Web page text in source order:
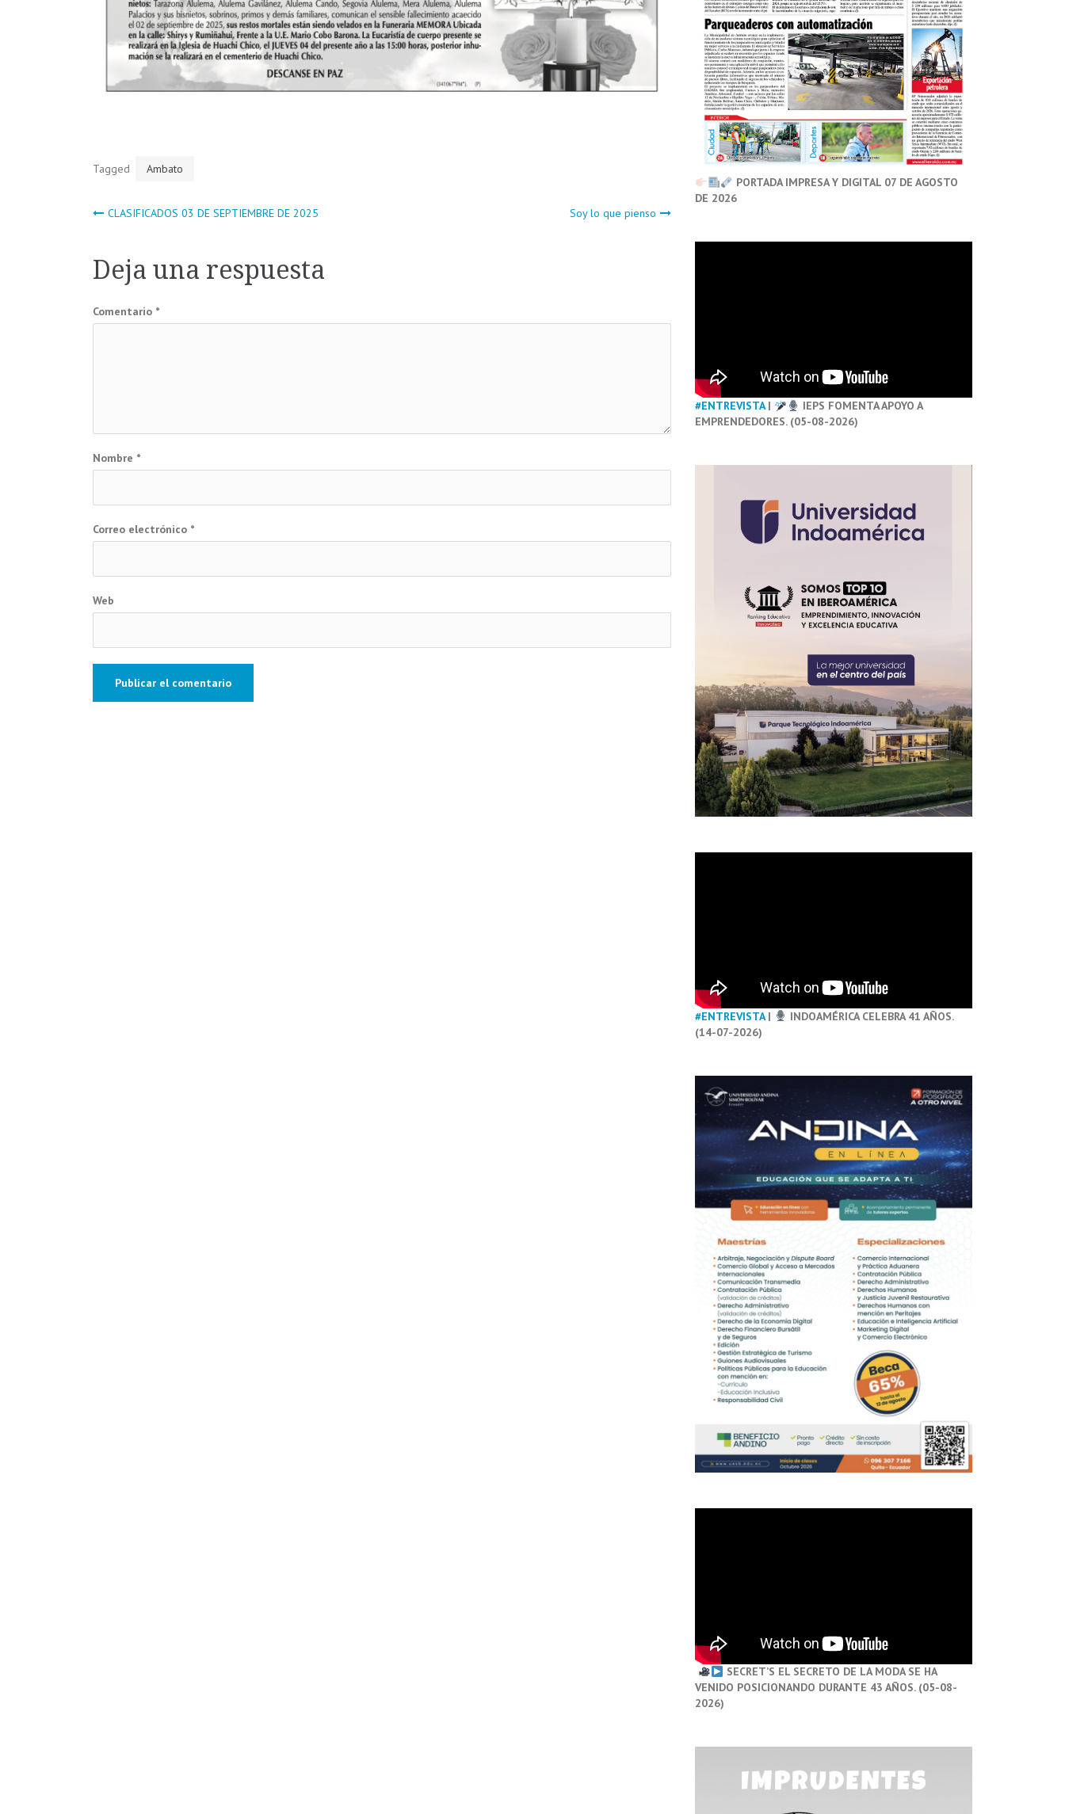
Tagged Ambato
Navegación
de
entradas
CLASIFICADOS 03 DE SEPTIEMBRE DE 2025 Soy lo que pienso
Deja una respuesta
Comentario *
Nombre *
Correo electrónico *
Web
PORTADA IMPRESA Y DIGITAL 07 DE AGOSTO
DE 2026
#ENTREVISTA|
IEPS FOMENTA APOYO A
EMPRENDEDORES. (05-08-2026)
#ENTREVISTA|
INDOAMÉRICA CELEBRA 41 AÑOS.
(14-07-2026)
SECRET’S EL SECRETO DE LA MODA SE HA
VENIDO POSICIONANDO DURANTE 43 AÑOS. (05-08-
2026)